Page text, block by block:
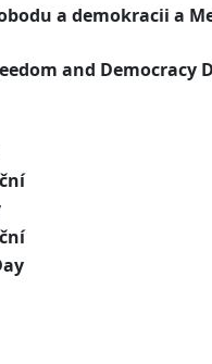
a demokracii a
and Democracy